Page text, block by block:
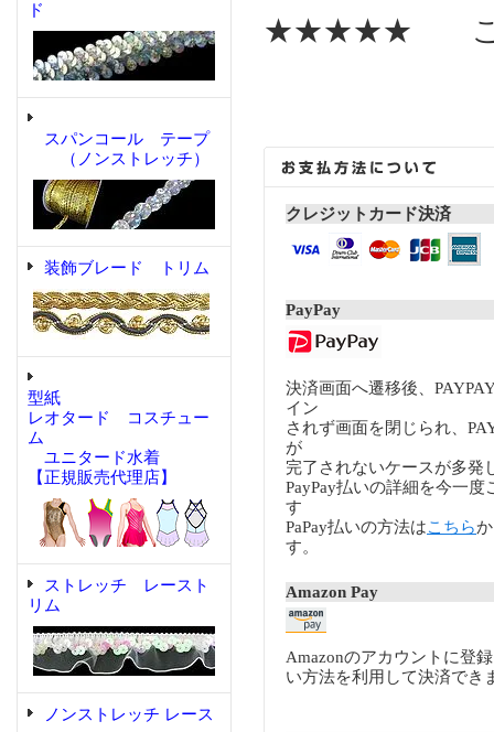
ド
スパンコール テープ
（ノンストレッチ）
装飾ブレード トリム
型紙
レオタード コスチュー
ム
ユニタード水着
【正規販売代理店】
ストレッチ レースト
リム
ノンストレッチ レース
★★★★★ こ
クレジットカード決済
PayPay
決済画面へ遷移後、
イン
されず画面を閉じられ、
が
完了されないケースが多発
PayPay払いの詳細を今一度
す
PaPay払いの方法はこちら
す。
Amazon Pay
Amazonのアカウントに登
い方法を利用して決済でき